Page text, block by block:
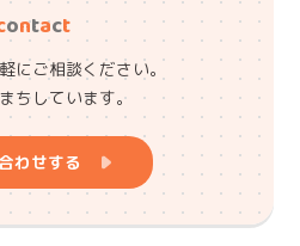
ontact
にご相談ください。
ちしています。
わせする